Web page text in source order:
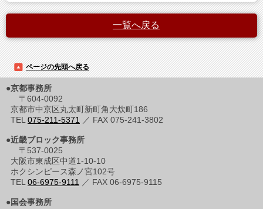
一覧へ戻る
ページの先頭へ戻る
●京都事務所
〒604-0092
京都市中京区丸太町新町角大炊町186
TEL 075-211-5371 ／ FAX 075-241-3802
●近畿ブロック事務所
〒537-0025
大阪市東成区中道1-10-10
ホクシンピース森ノ宮102号
TEL 06-6975-9111 ／ FAX 06-6975-9115
●国会事務所